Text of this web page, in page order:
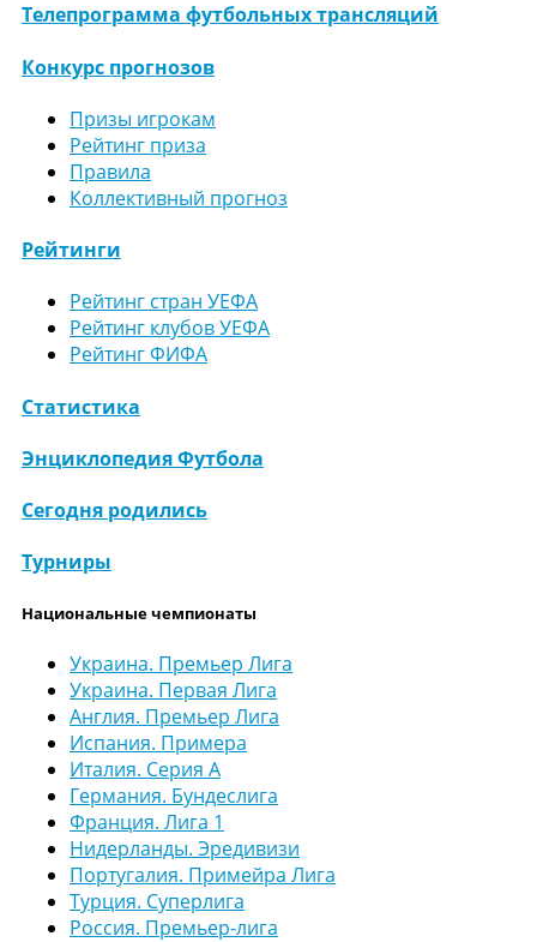
Телепрограмма футбольных трансляций
Конкурс прогнозов
Призы игрокам
Рейтинг приза
Правила
Коллективный прогноз
Рейтинги
Рейтинг стран УЕФА
Рейтинг клубов УЕФА
Рейтинг ФИФА
Статистика
Энциклопедия Футбола
Сегодня родились
Турниры
Национальные чемпионаты
Украина. Премьер Лига
Украина. Первая Лига
Англия. Премьер Лига
Испания. Примера
Италия. Серия А
Германия. Бундеслига
Франция. Лига 1
Нидерланды. Эредивизи
Португалия. Примейра Лига
Турция. Суперлига
Россия. Премьер-лига